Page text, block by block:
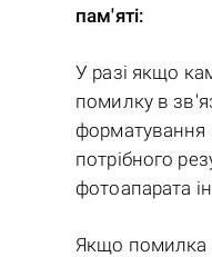
пам'яті:
У разі якщо
помилку в
форматування
потрібного
фотоапарата
Якщо помилка